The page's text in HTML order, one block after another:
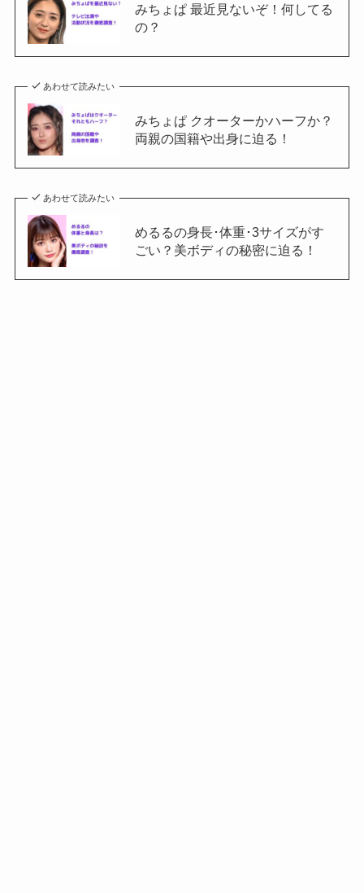
みちょぱ 最近見ないぞ！何してる
の？
あわせて読みたい
みちょぱ クオーターかハーフか？
両親の国籍や出身に迫る！
あわせて読みたい
めるるの身長･体重･3サイズがす
ごい？美ボディの秘密に迫る！